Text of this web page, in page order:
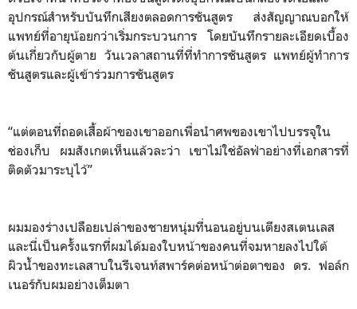
อุปกรณ์สำหรับบันทึกเสียงตลอดการชันสูตร ส่งสัญญาณบอกให้
แพทย์ที่อายุน้อยกว่าเริ่มกระบวนการ โดยบันทึกรายละเอียดเบื้อง
ต้นเกี่ยวกับผู้ตาย วันเวลาสถานที่ที่ทำการชันสูตร แพทย์ผู้ทำการ
ชันสูตรและผู้เข้าร่วมการชันสูตร
“แต่ตอนที่ถอดเสื้อผ้าของเขาออกเพื่อนำศพของเขาไปบรรจุใน
ช่องเก็บ ผมสังเกตเห็นแล้วละว่า เขาไม่ใช่อัลฟ่าอย่างที่เอกสารที่
ติดตัวมาระบุไว้”
ผมมองร่างเปลือยเปล่าของชายหนุ่มที่นอนอยู่บนเตียงสเตนเลส
และนี่เป็นครั้งแรกที่ผมได้มองใบหน้าของคนที่จมหายลงไปใต้
ผิวน้ำของทะเลสาบในรีเจนท์สพาร์คต่อหน้าต่อตาของ ดร. ฟอล์ก
เนอร์กับผมอย่างเต็มตา